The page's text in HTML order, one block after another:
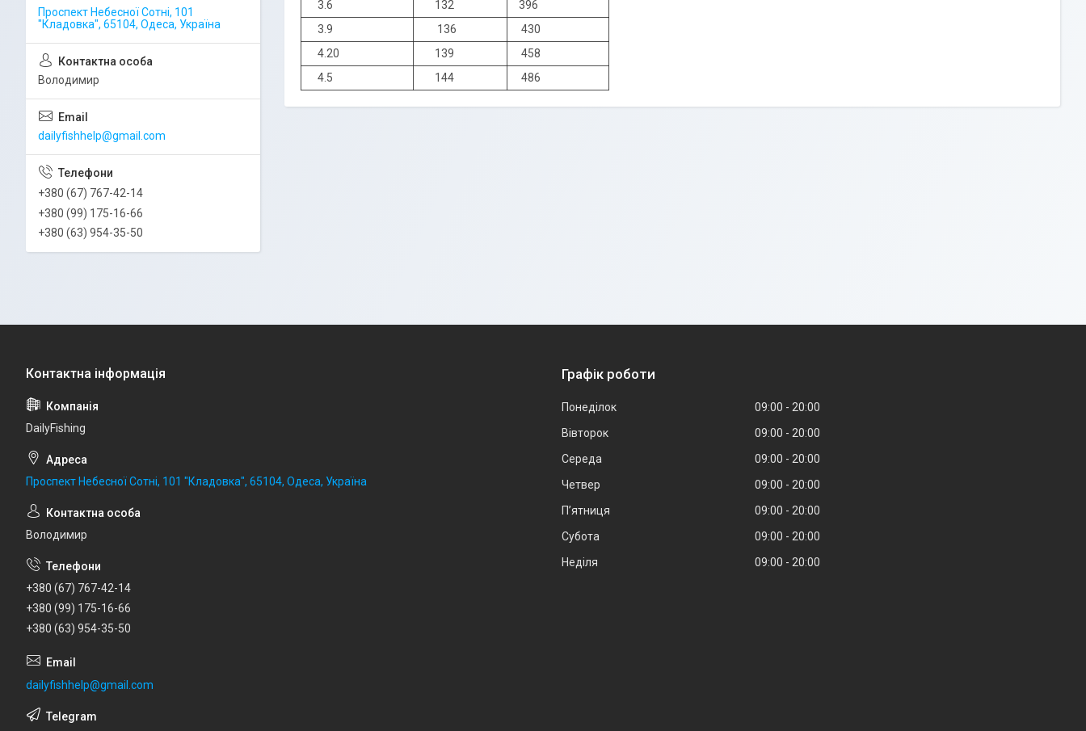
3.6
132
396
3.9
136
430
4.20
139
458
4.5
144 486
Проспект Небесної Сотні, 101
"Кладовка", 65104, Одеса, Україна
Володимир
dailyfishhelp@gmail.com
+380 (67) 767-42-14
+380 (99) 175-16-66
+380 (63) 954-35-50
DailyFishing
Проспект Небесної Сотні, 101 "Кладовка", 65104, Одеса, Україна
Володимир
+380 (67) 767-42-14
+380 (99) 175-16-66
+380 (63) 954-35-50
dailyfishhelp@gmail.com
Графік роботи
Понеділок 09:00
20:00
Вівторок
09:00
20:00
Середа
09:00
20:00
Четвер
09:00
20:00
Пʼятниця
09:00
20:00
Субота
09:00
20:00
Неділя
09:00 20:00